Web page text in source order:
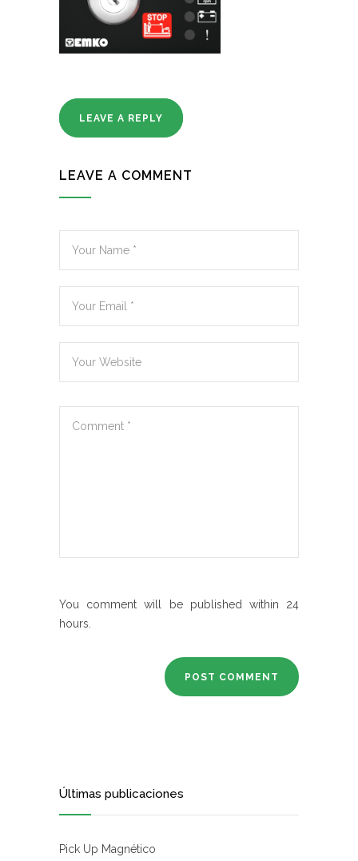
LEAVE A REPLY
LEAVE A COMMENT
You comment will be published within 24
hours.
Últimas publicaciones
Pick Up Magnético